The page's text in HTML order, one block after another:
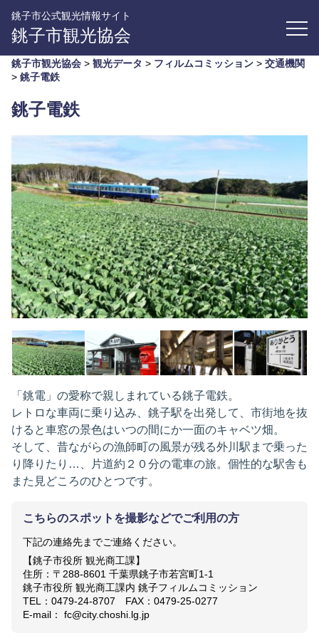
銚子市公式観光情報サイト
銚子市観光協会
銚子市観光協会 > 観光データ > フィルムコミッション > 交通機関
> 銚子電鉄
銚子電鉄
「銚電」の愛称で親しまれている銚子電鉄。
レトロな車両に乗り込み、銚子駅を出発して、市街地を抜
けると車窓の景色はいつの間にか一面のキャベツ畑。
そして、昔ながらの漁師町の風景が残る外川駅まで乗った
り降りたり…、片道約２０分の電車の旅。個性的な駅舎も
また見どころのひとつです。
こちらのスポットを撮影などでご利用の方
下記の連絡先までご連絡ください。
【銚子市役所 観光商工課】
住所：〒288-8601 千葉県銚子市若宮町1-1
銚子市役所 観光商工課内 銚子フィルムコミッション
TEL：0479-24-8707 FAX：0479-25-0277
E-mail： fc@city.choshi.lg.jp